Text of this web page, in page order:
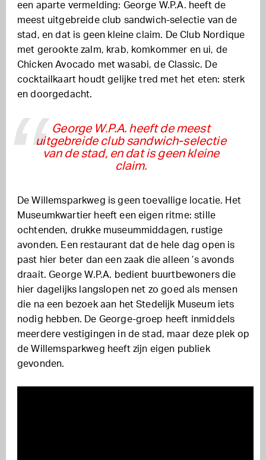
een aparte vermelding: George W.P.A. heeft de
meest uitgebreide club sandwich-selectie van de
stad, en dat is geen kleine claim. De Club Nordique
met gerookte zalm, krab, komkommer en ui, de
Chicken Avocado met wasabi, de Classic. De
cocktailkaart houdt gelijke tred met het eten: sterk
en doorgedacht.
George W.P.A. heeft de meest
uitgebreide club sandwich-selectie
van de stad, en dat is geen kleine
claim.
De Willemsparkweg is geen toevallige locatie. Het
Museumkwartier heeft een eigen ritme: stille
ochtenden, drukke museummiddagen, rustige
avonden. Een restaurant dat de hele dag open is
past hier beter dan een zaak die alleen ’s avonds
draait. George W.P.A. bedient buurtbewoners die
hier dagelijks langslopen net zo goed als mensen
die na een bezoek aan het Stedelijk Museum iets
nodig hebben. De George-groep heeft inmiddels
meerdere vestigingen in de stad, maar deze plek op
de Willemsparkweg heeft zijn eigen publiek
gevonden.